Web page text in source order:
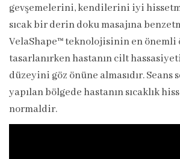
gevşemelerini, kendilerini iyi
sıcak bir derin doku masajına
VelaShape™ teknolojisinin en önemli
tasarlanırken hastanın cilt
düzeyini göz önüne almasıdır. Seans
yapılan bölgede hastanın sıcaklık
normaldir.